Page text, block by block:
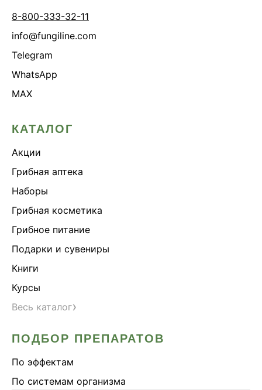
8-800-333-32-11
info@fungiline.com
Telegram
WhatsApp
MAX
КАТАЛОГ
Акции
Грибная аптека
Наборы
Грибная косметика
Грибное питание
Подарки и сувениры
Книги
Курсы
Весь каталог›
ПОДБОР ПРЕПАРАТОВ
По эффектам
По системам организма